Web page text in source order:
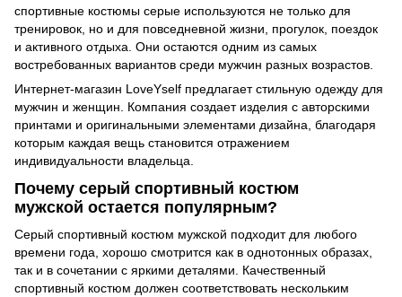
спортивные костюмы серые используются не только для
тренировок, но и для повседневной жизни, прогулок, поездок
и активного отдыха. Они остаются одним из самых
востребованных вариантов среди мужчин разных возрастов.
Интернет-магазин LoveYself предлагает стильную одежду для
мужчин и женщин. Компания создает изделия с авторскими
принтами и оригинальными элементами дизайна, благодаря
которым каждая вещь становится отражением
индивидуальности владельца.
Почему серый спортивный костюм
мужской остается популярным?
Серый спортивный костюм мужской подходит для любого
времени года, хорошо смотрится как в однотонных образах,
так и в сочетании с яркими деталями. Качественный
спортивный костюм должен соответствовать нескольким